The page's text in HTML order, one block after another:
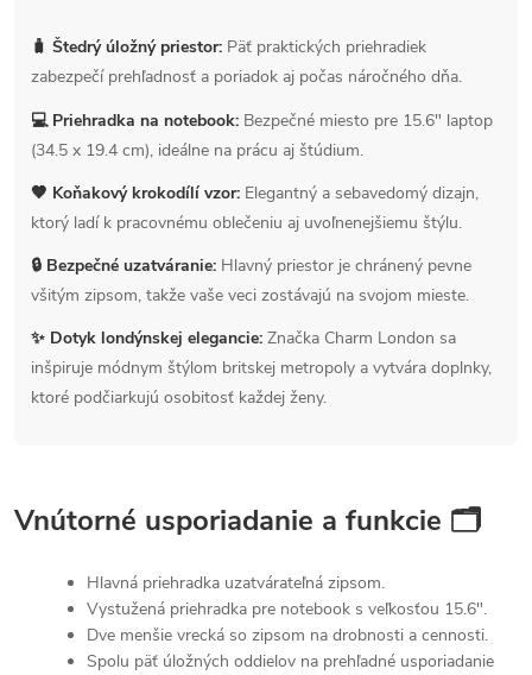
🧳 Štedrý úložný priestor: Päť praktických priehradiek
zabezpečí prehľadnosť a poriadok aj počas náročného dňa.
💻 Priehradka na notebook: Bezpečné miesto pre 15.6" laptop
(34.5 x 19.4 cm), ideálne na prácu aj štúdium.
🤎 Koňakový krokodílí vzor: Elegantný a sebavedomý dizajn,
ktorý ladí k pracovnému oblečeniu aj uvoľnenejšiemu štýlu.
🔒 Bezpečné uzatváranie: Hlavný priestor je chránený pevne
všitým zipsom, takže vaše veci zostávajú na svojom mieste.
✨ Dotyk londýnskej elegancie: Značka Charm London sa
inšpiruje módnym štýlom britskej metropoly a vytvára doplnky,
ktoré podčiarkujú osobitosť každej ženy.
Vnútorné usporiadanie a funkcie 🗂
Hlavná priehradka uzatvárateľná zipsom.
Vystužená priehradka pre notebook s veľkosťou 15.6".
Dve menšie vrecká so zipsom na drobnosti a cennosti.
Spolu päť úložných oddielov na prehľadné usporiadanie